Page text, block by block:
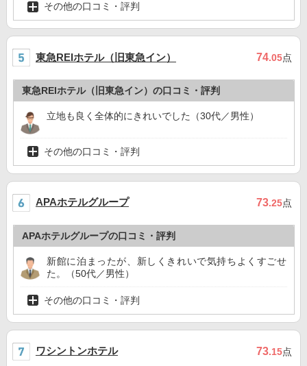
その他の口コミ・評判
東急REIホテル（旧東急イン） 74.05点
東急REIホテル（旧東急イン）の口コミ・評判
立地も良く全体的にきれいでした（30代／男性）
その他の口コミ・評判
APAホテルグループ 73.25点
APAホテルグループの口コミ・評判
新館に泊まったが、新しくきれいで気持ちよくすごせ
た。（50代／男性）
その他の口コミ・評判
ワシントンホテル 73.15点